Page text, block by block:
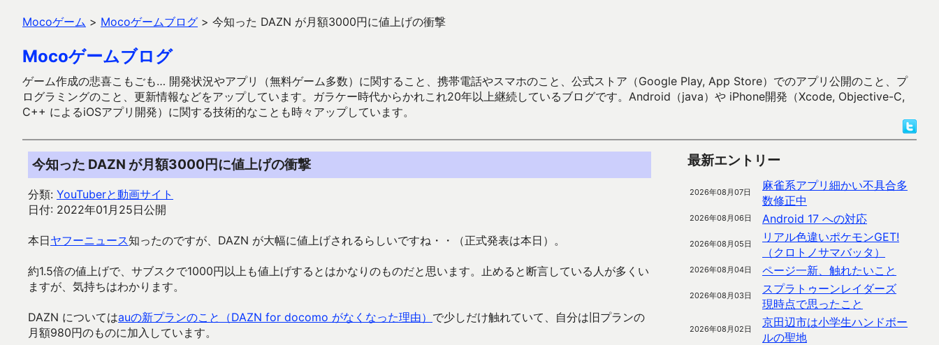
Mocoゲーム > Mocoゲームブログ > 今知った DAZN が月額3000円に値上げの衝撃
Mocoゲームブログ
ゲーム作成の悲喜こもごも… 開発状況やアプリ（無料ゲーム多数）に関すること、携帯電話やスマホのこと、公式ストア（Google Play, App Store）でのアプリ公開のこと、プ
ログラミングのこと、更新情報などをアップしています。ガラケー時代からかれこれ20年以上継続しているブログです。Android（java）や iPhone開発（Xcode, Objective-C,
C++ によるiOSアプリ開発）に関する技術的なことも時々アップしています。
今知った DAZN が月額3000円に値上げの衝撃
分類: YouTuberと動画サイト
日付: 2022年01月25日公開
本日ヤフーニュース知ったのですが、DAZN が大幅に値上げされるらしいですね・・（正式発表は本日）。
約1.5倍の値上げで、サブスクで1000円以上も値上げするとはかなりのものだと思います。止めると断言している人が多くい
ますが、気持ちはわかります。
DAZN についてはauの新プランのこと（DAZN for docomo がなくなった理由） で少しだけ触れていて、自分は旧プランの
月額980円のものに加入しています。
最新エントリー
2026年08月07日
麻雀系アプリ細かい不具合多
数修正中
2026年08月06日 Android 17 への対応
2026年08月05日
リアル色違いポケモンGET!
（クロトノサマバッタ）
2026年08月04日 ページ一新、触れたいこと
2026年08月03日
スプラトゥーンレイダーズ
現時点で思ったこと
2026年08月02日
京田辺市は小学生ハンドボー
ルの聖地